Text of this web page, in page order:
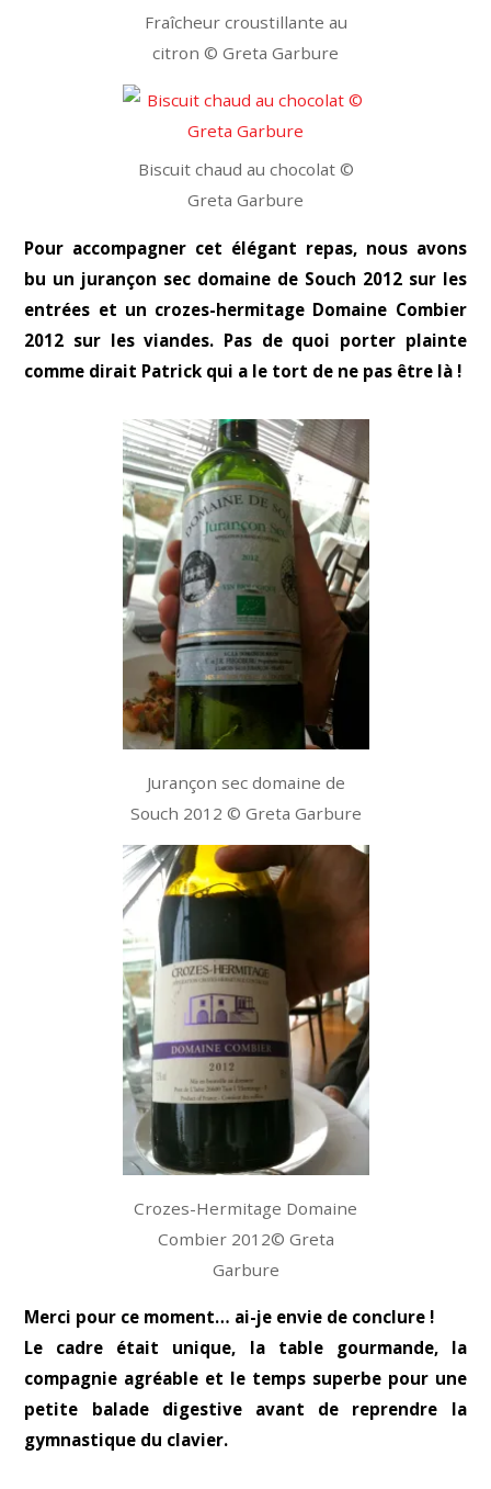
Fraîcheur croustillante au
citron © Greta Garbure
Biscuit chaud au chocolat ©
Greta Garbure
Pour accompagner cet élégant repas, nous avons
bu un jurançon sec domaine de Souch 2012 sur les
entrées et un crozes-hermitage Domaine Combier
2012 sur les viandes. Pas de quoi porter plainte
comme dirait Patrick qui a le tort de ne pas être là !
Jurançon sec domaine de
Souch 2012 © Greta Garbure
Crozes-Hermitage Domaine
Combier 2012© Greta
Garbure
Merci pour ce moment… ai-je envie de conclure !
Le cadre était unique, la table gourmande, la
compagnie agréable et le temps superbe pour une
petite balade digestive avant de reprendre la
gymnastique du clavier.